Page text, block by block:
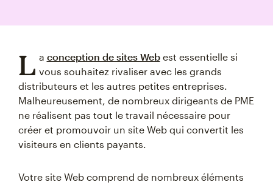
L a conception de sites Webest essentielle si
vous souhaitez rivaliser avec les grands
distributeurs et les autres petites entreprises.
Malheureusement, de nombreux dirigeants de PME
ne réalisent pas tout le travail nécessaire pour
créer et promouvoir un site Web qui convertit les
visiteurs en clients payants.
Votre site Web comprend de nombreux éléments